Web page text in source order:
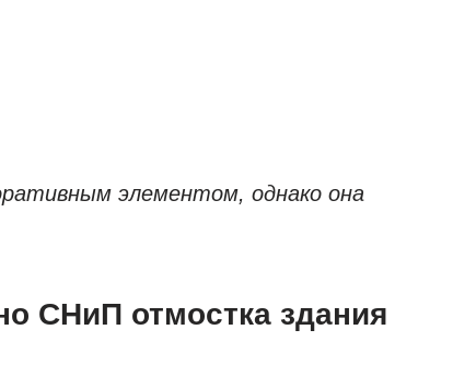
элементом, однако она
СНиП отмостка здания